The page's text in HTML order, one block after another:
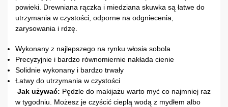
powieki. Drewniana rączka i miedziana skuwka są łatwe do
utrzymania w czystości, odporne na odgniecenia,
zarysowania i rdzę.
Wykonany z najlepszego na rynku włosia sobola
Precyzyjnie i bardzo równomiernie nakłada cienie
Solidnie wykonany i bardzo trwały
Łatwy do utrzymania w czystości
Jak używać: Pędzle do makijażu warto myć co najmniej raz
w tygodniu. Możesz je czyścić ciepłą wodą z mydłem albo